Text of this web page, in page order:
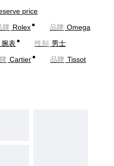
price
牌 Rolex 品牌 Omega
腕表 性别
男士
Cartier 品牌 Tissot